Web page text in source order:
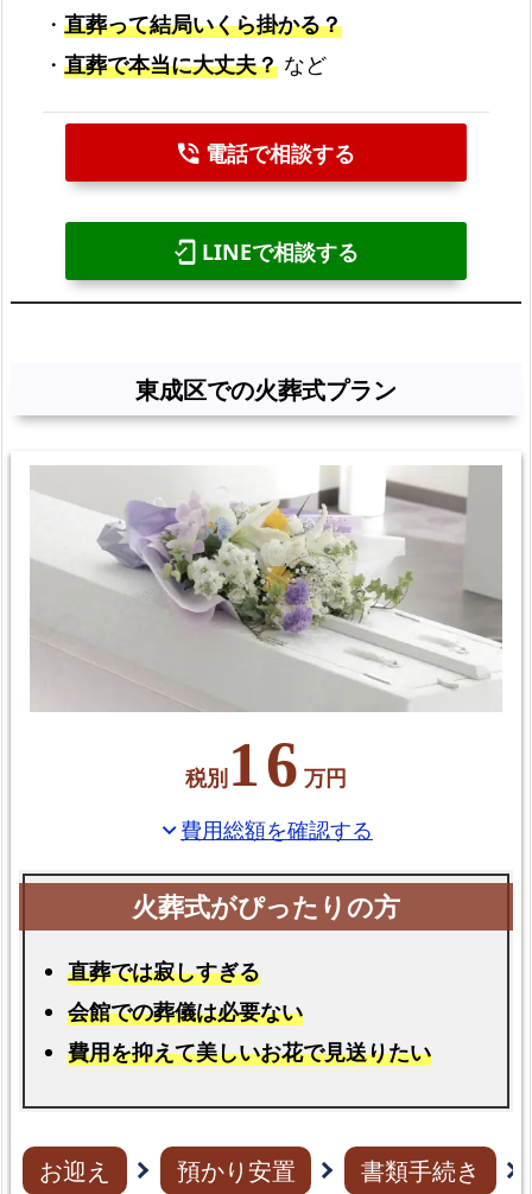
・ 直葬って結局いくら掛かる？
・ 直葬で本当に大丈夫？など
phone_in_talk電話で相談する
mobile_friendly LINEで相談する
東成区での火葬式プラン
税別16万円
expand_more費用総額を確認する
直葬では寂しすぎる
会館での葬儀は必要ない
費用を抑えて美しいお花で見送りたい
お迎え 預かり安置 書類手続き